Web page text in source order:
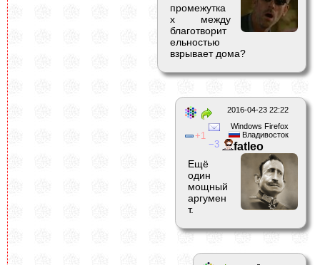
промежутка
х между
благотворит
ельностью
взрывает дома?
2016-04-23 22:22
Windows Firefox
Владивосток
1
3
fatleo
Ещё
один
мощный
аргумен
т.